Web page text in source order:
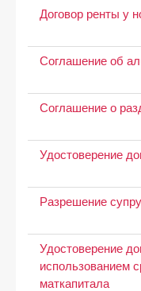
Договор ренты у
Соглашение об
Соглашение о
Удостоверение
Разрешение
Удостоверение
использованием
маткапитала